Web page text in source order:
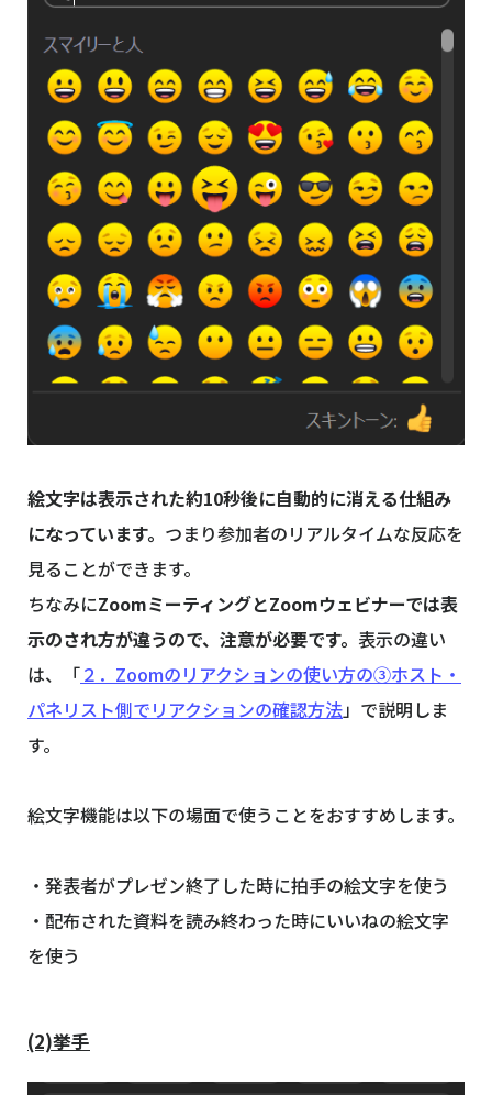
絵文字は表示された約10秒後に自動的に消える仕組み
になっています。 つまり参加者のリアルタイムな反応を
見ることができます。
ちなみにZoomミーティングとZoomウェビナーでは表
示のされ方が違うので、注意が必要です。 表示の違い
は、「２．Zoomのリアクションの使い方の③ホスト・
パネリスト側でリアクションの確認方法」で説明しま
す。
絵文字機能は以下の場面で使うことをおすすめします。
・発表者がプレゼン終了した時に拍手の絵文字を使う
・配布された資料を読み終わった時にいいねの絵文字
を使う
(2)挙手